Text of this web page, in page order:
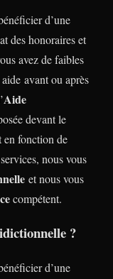
d’une
des honoraires et
avez de faibles
avant ou après
Aide
devant le
en fonction de
nous vous
et nous vous
compétent.
?
d’une